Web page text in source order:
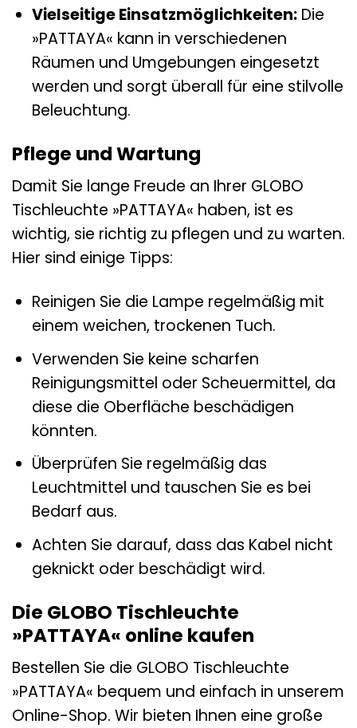
Vielseitige Einsatzmöglichkeiten:Die
»PATTAYA« kann in verschiedenen
Räumen und Umgebungen eingesetzt
werden und sorgt überall für eine stilvolle
Beleuchtung.
Pflege und Wartung
Damit Sie lange Freude an Ihrer GLOBO
Tischleuchte »PATTAYA« haben, ist es
wichtig, sie richtig zu pflegen und zu warten.
Hier sind einige Tipps:
Reinigen Sie die Lampe regelmäßig mit
einem weichen, trockenen Tuch.
Verwenden Sie keine scharfen
Reinigungsmittel oder Scheuermittel, da
diese die Oberfläche beschädigen
könnten.
Überprüfen Sie regelmäßig das
Leuchtmittel und tauschen Sie es bei
Bedarf aus.
Achten Sie darauf, dass das Kabel nicht
geknickt oder beschädigt wird.
Die GLOBO Tischleuchte
»PATTAYA« online kaufen
Bestellen Sie die GLOBO Tischleuchte
»PATTAYA« bequem und einfach in unserem
Online-Shop. Wir bieten Ihnen eine große